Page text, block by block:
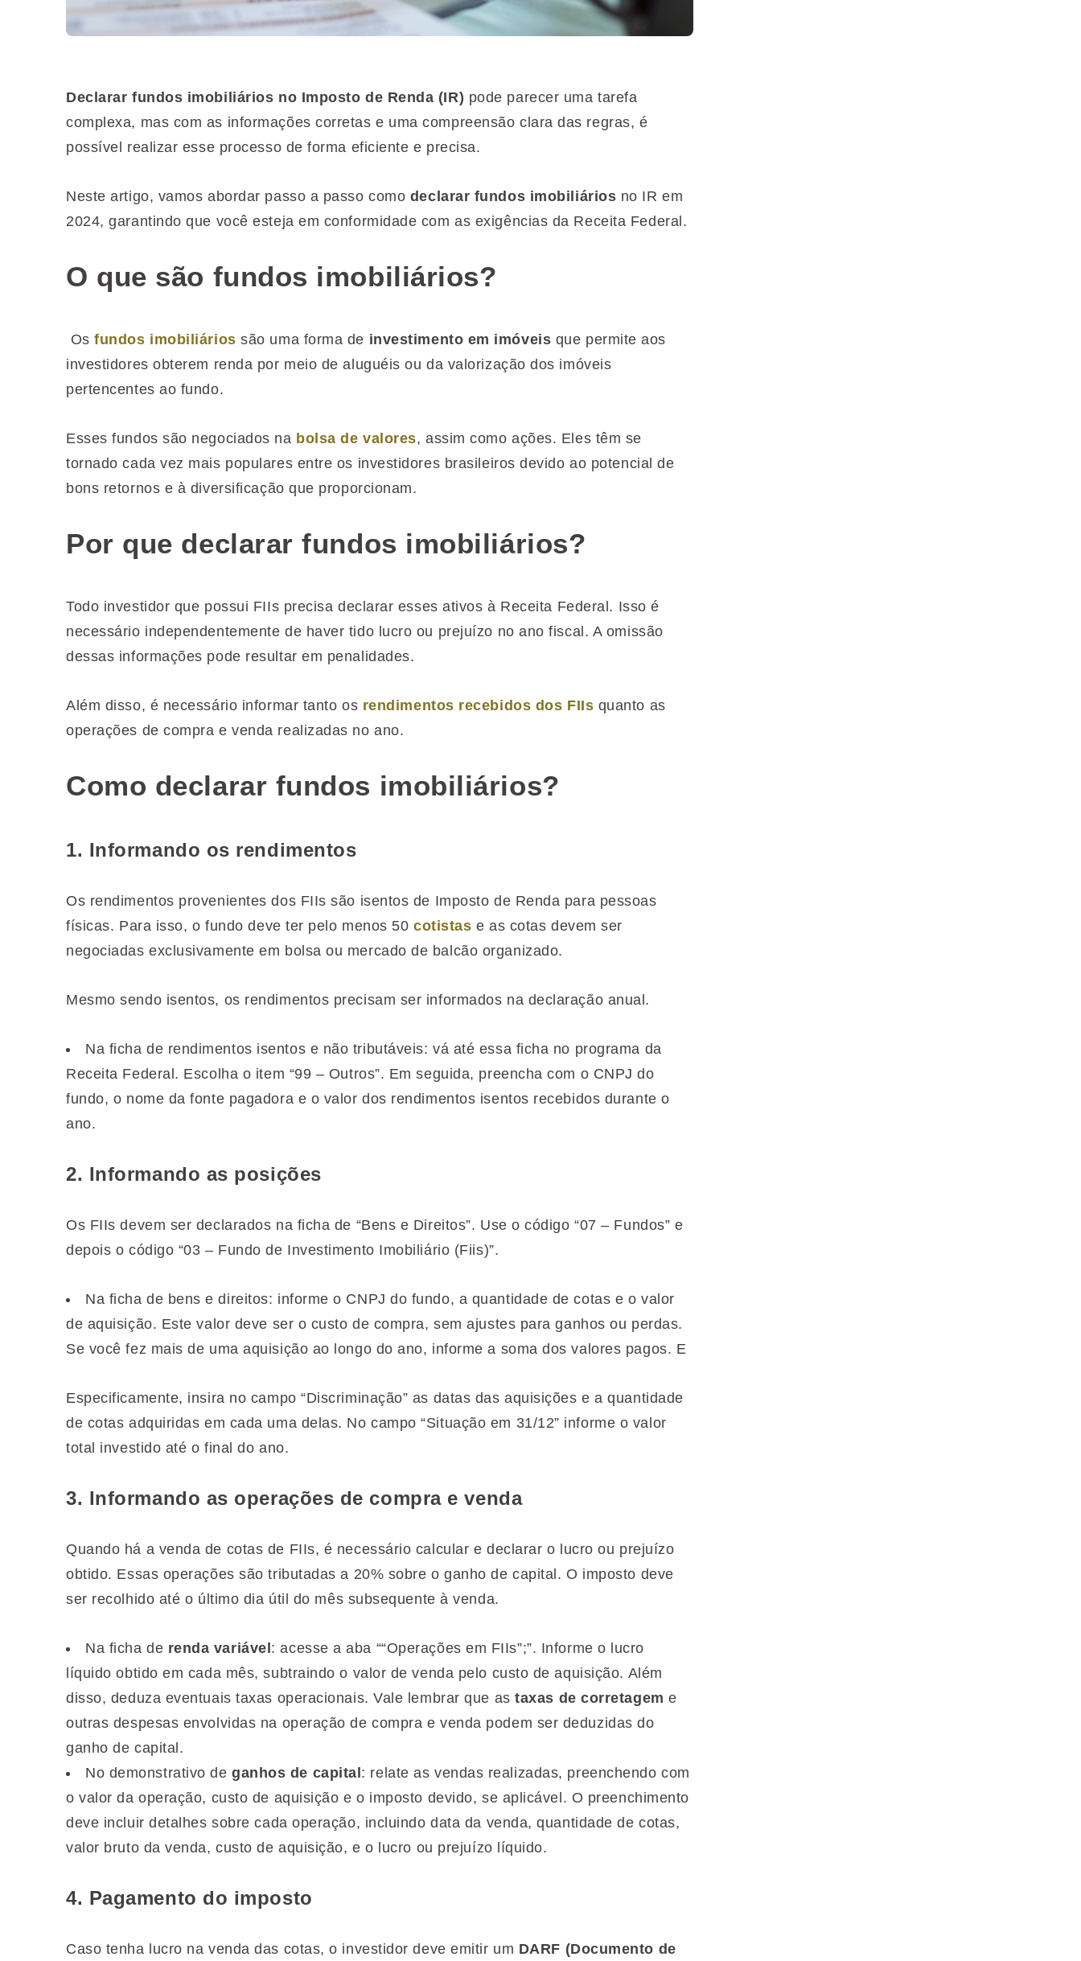
Declarar fundos imobiliários no Imposto de Renda (IR) pode parecer uma tarefa
complexa, mas com as informações corretas e uma compreensão clara das regras, é
possível realizar esse processo de forma eficiente e precisa.
Neste artigo, vamos abordar passo a passo como declarar fundos imobiliários no IR em
2024, garantindo que você esteja em conformidade com as exigências da Receita Federal.
O que são fundos imobiliários?
Osfundos imobiliários são uma forma de investimento em imóveis que permite aos
investidores obterem renda por meio de aluguéis ou da valorização dos imóveis
pertencentes ao fundo.
Esses fundos são negociados na bolsa de valores, assim como ações. Eles têm se
tornado cada vez mais populares entre os investidores brasileiros devido ao potencial de
bons retornos e à diversificação que proporcionam.
Por que declarar fundos imobiliários?
Todo investidor que possui FIIs precisa declarar esses ativos à Receita Federal. Isso é
necessário independentemente de haver tido lucro ou prejuízo no ano fiscal. A omissão
dessas informações pode resultar em penalidades.
Além disso, é necessário informar tanto os rendimentos recebidos dos FIIs quanto as
operações de compra e venda realizadas no ano.
Como declarar fundos imobiliários?
1. Informando os rendimentos
Os rendimentos provenientes dos FIIs são isentos de Imposto de Renda para pessoas
físicas. Para isso, o fundo deve ter pelo menos 50cotistas e as cotas devem ser
negociadas exclusivamente em bolsa ou mercado de balcão organizado.
Mesmo sendo isentos, os rendimentos precisam ser informados na declaração anual.
Na ficha de rendimentos isentos e não tributáveis: vá até essa ficha no programa da
Receita Federal. Escolha o item “99 – Outros”. Em seguida, preencha com o CNPJ do
fundo, o nome da fonte pagadora e o valor dos rendimentos isentos recebidos durante o
ano.
2. Informando as posições
Os FIIs devem ser declarados na ficha de “Bens e Direitos”. Use o código “07 – Fundos” e
depois o código “03 – Fundo de Investimento Imobiliário (Fiis)”.
Na ficha de bens e direitos: informe o CNPJ do fundo, a quantidade de cotas e o valor
de aquisição. Este valor deve ser o custo de compra, sem ajustes para ganhos ou perdas.
Se você fez mais de uma aquisição ao longo do ano, informe a soma dos valores pagos. E
Especificamente, insira no campo “Discriminação” as datas das aquisições e a quantidade
de cotas adquiridas em cada uma delas. No campo “Situação em 31/12” informe o valor
total investido até o final do ano.
3. Informando as operações de compra e venda
Quando há a venda de cotas de FIIs, é necessário calcular e declarar o lucro ou prejuízo
obtido. Essas operações são tributadas a 20% sobre o ganho de capital. O imposto deve
ser recolhido até o último dia útil do mês subsequente à venda.
Na ficha de renda variável : acesse a aba ““Operações em FIIs”;”. Informe o lucro
líquido obtido em cada mês, subtraindo o valor de venda pelo custo de aquisição. Além
disso, deduza eventuais taxas operacionais. Vale lembrar que astaxas de corretagem e
outras despesas envolvidas na operação de compra e venda podem ser deduzidas do
ganho de capital.
No demonstrativo de ganhos de capital : relate as vendas realizadas, preenchendo com
o valor da operação, custo de aquisição e o imposto devido, se aplicável. O preenchimento
deve incluir detalhes sobre cada operação, incluindo data da venda, quantidade de cotas,
valor bruto da venda, custo de aquisição, e o lucro ou prejuízo líquido.
4. Pagamento do imposto
Caso tenha lucro na venda das cotas, o investidor deve emitir um DARF (Documento de